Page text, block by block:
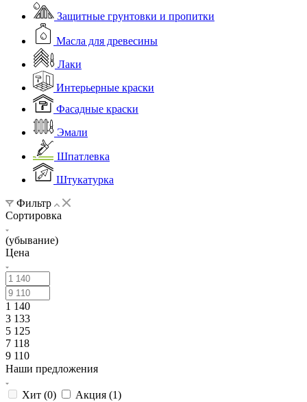
Защитные грунтовки и пропитки
Масла для древесины
Лаки
Интерьерные краски
Фасадные краски
Эмали
Шпатлевка
Штукатурка
Фильтр
Сортировка
(убывание)
Цена
1 140
3 133
5 125
7 118
9 110
Наши предложения
Хит (0) Акция (1)